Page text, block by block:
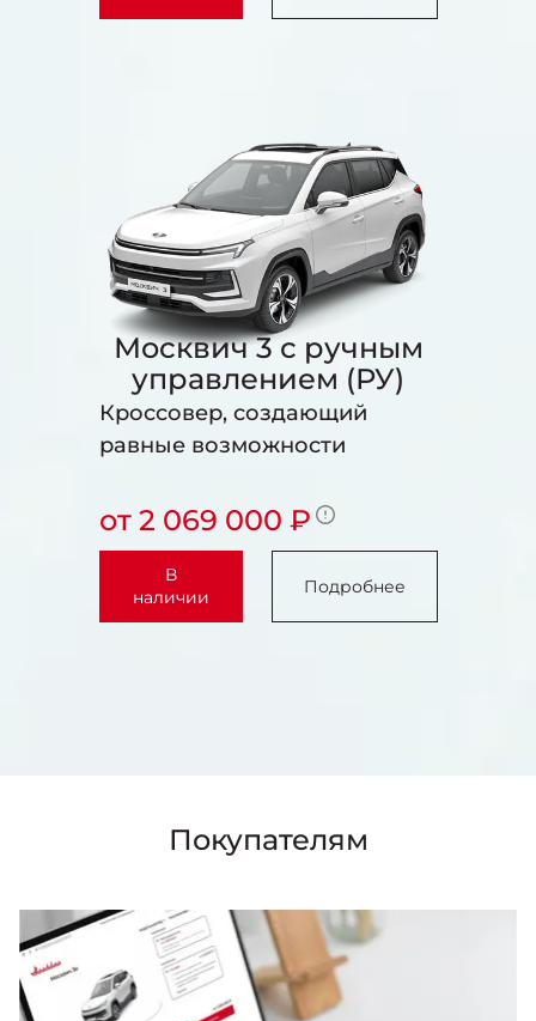
Москвич 3 с ручным
управлением (РУ)
Кроссовер, создающий
равные возможности
от 2 069 000 ₽
В
наличии
Подробнее
Покупателям